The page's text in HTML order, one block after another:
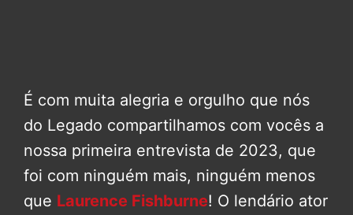
É com muita alegria e orgulho que nós
do Legado compartilhamos com vocês a
nossa primeira entrevista de 2023, que
foi com ninguém mais, ninguém menos
que Laurence Fishburne! O lendário ator